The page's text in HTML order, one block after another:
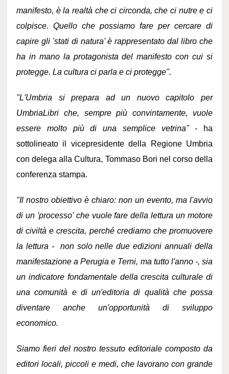
manifesto, è la realtà che ci circonda, che ci nutre e ci
colpisce. Quello che possiamo fare per cercare di
capire gli 'stati di natura' è rappresentato dal libro che
ha in mano la protagonista del manifesto con cui si
protegge. La cultura ci parla e ci protegge".
"L'Umbria si prepara ad un nuovo capitolo per
UmbriaLibri che, sempre più convintamente, vuole
essere molto più di una semplice vetrina"- ha
sottolineato il vicepresidente della Regione Umbria
con delega alla Cultura, Tommaso Bori nel corso della
conferenza stampa.
"Il nostro obiettivo è chiaro: non un evento, ma l'avvio
di un 'processo' che vuole fare della lettura un motore
di civiltà e crescita, perché crediamo che promuovere
la lettura - non solo nelle due edizioni annuali della
manifestazione a Perugia e Terni, ma tutto l'anno -, sia
un indicatore fondamentale della crescita culturale di
una comunità e di un'editoria di qualità che possa
diventare anche un'opportunità di sviluppo
economico.
Siamo fieri del nostro tessuto editoriale composto da
editori locali, piccoli e medi, che lavorano con grande